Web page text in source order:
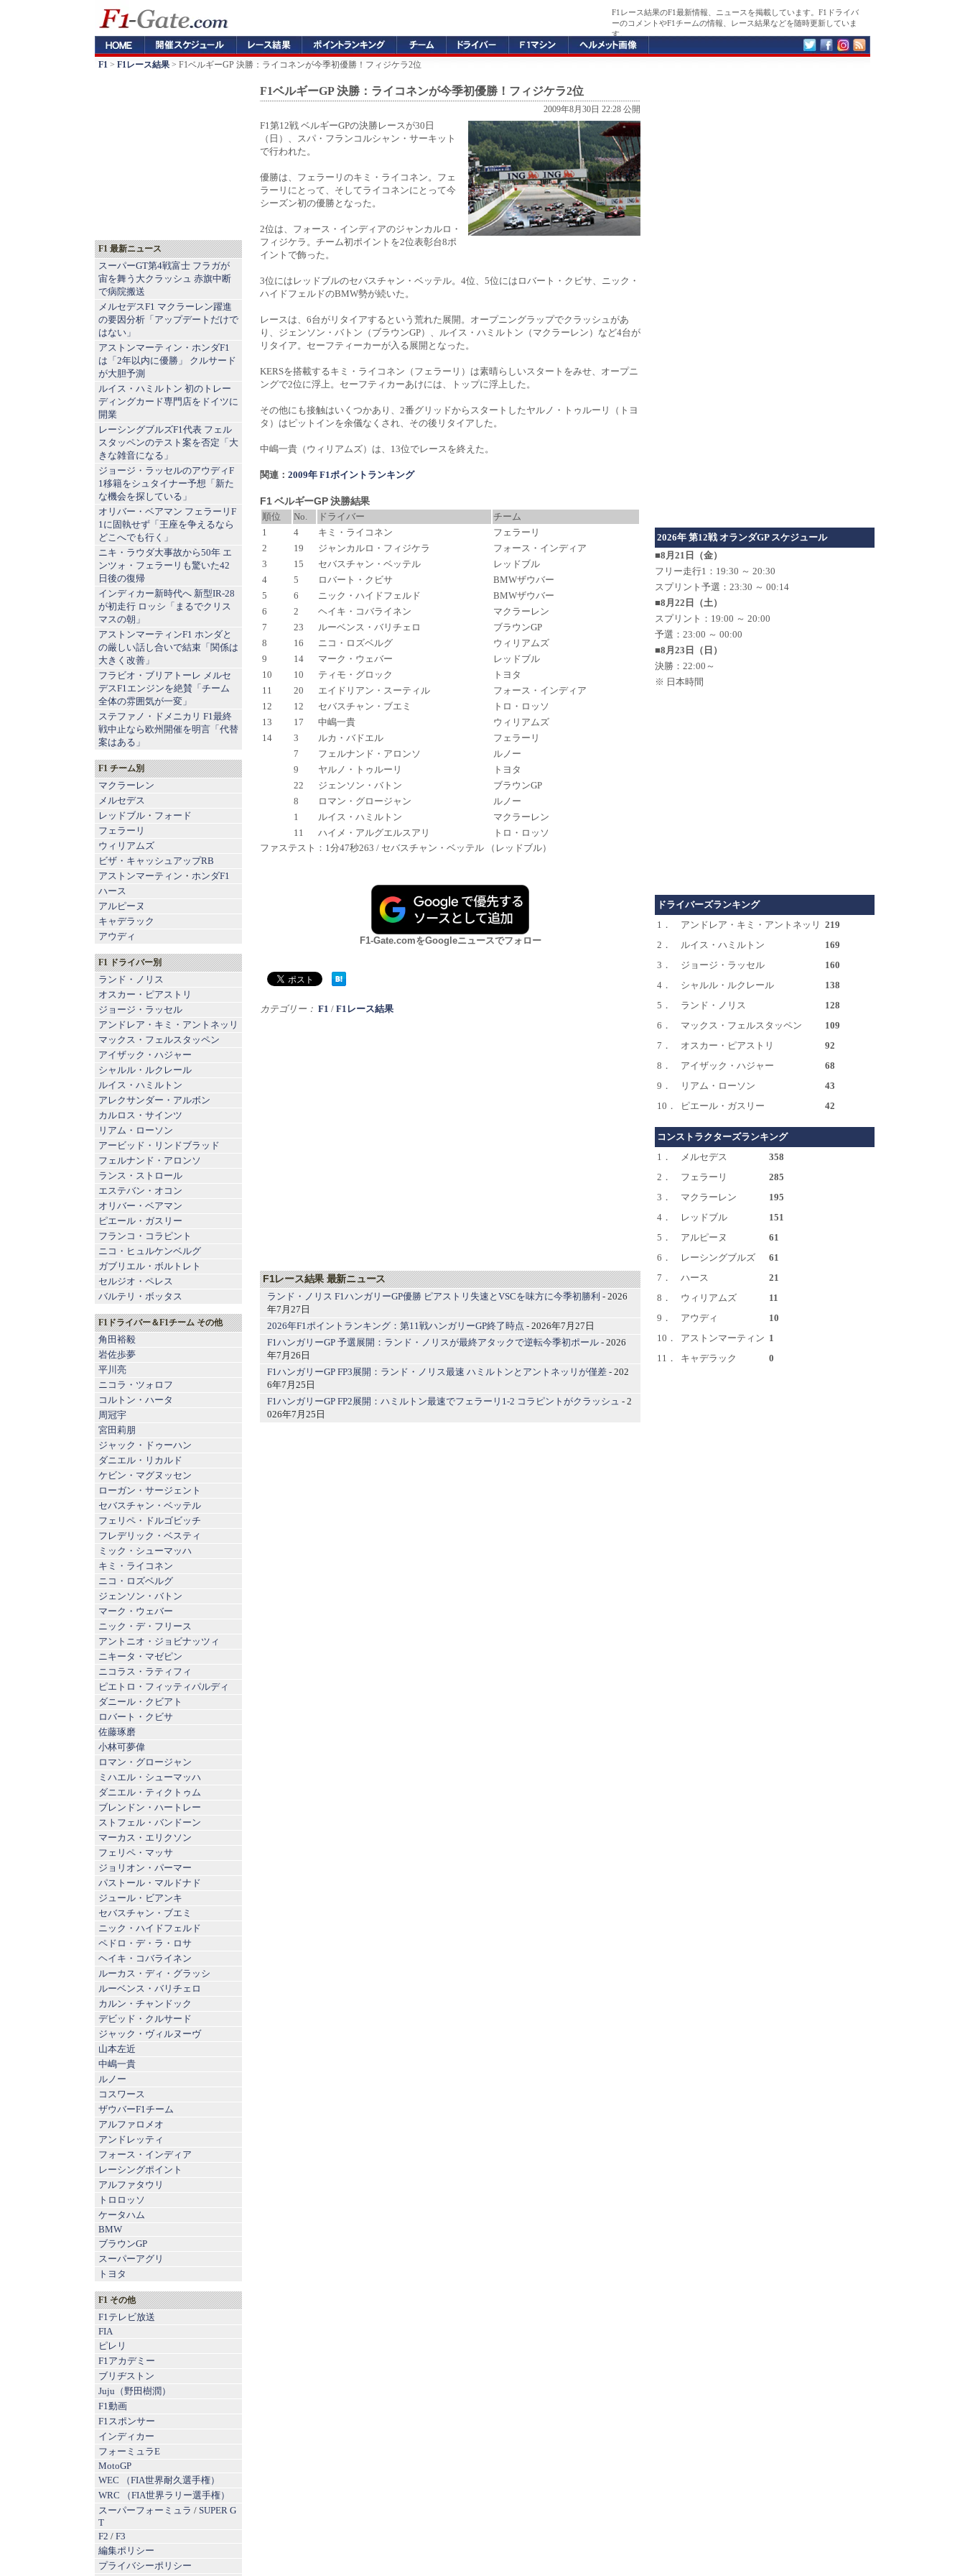
F1レース結果のF1最新情報、ニュースを掲載しています。F1ドライバ
ーのコメントやF1チームの情報、レース結果などを随時更新していま
す。
F1 > F1レース結果 > F1ベルギーGP 決勝：ライコネンが今季初優勝！フィジケラ2位
F1ベルギーGP 決勝：ライコネンが今季初優勝！フィジケラ2位
2009年8月30日 22:28 公開
F1第12戦 ベルギーGPの決勝レースが30日
（日）、スパ・フランコルシャン・サーキット
で行われた。
優勝は、フェラーリのキミ・ライコネン。フェ
ラーリにとって、そしてライコネンにとって今
シーズン初の優勝となった。
2位は、フォース・インディアのジャンカルロ・
フィジケラ。チーム初ポイントを2位表彰台8ポ
イントで飾った。
3位にはレッドブルのセバスチャン・ベッテル。4位、5位にはロバート・クビサ、ニック・
ハイドフェルドのBMW勢が続いた。
レースは、6台がリタイアするという荒れた展開。オープニングラップでクラッシュがあ
り、ジェンソン・バトン（ブラウンGP）、ルイス・ハミルトン（マクラーレン）など4台が
リタイア。セーフティーカーが入る展開となった。
KERSを搭載するキミ・ライコネン（フェラーリ）は素晴らしいスタートをみせ、オープニ
ングで2位に浮上。セーフティカーあけには、トップに浮上した。
その他にも接触はいくつかあり、2番グリッドからスタートしたヤルノ・トゥルーリ（トヨ
タ）はピットインを余儀なくされ、その後リタイアした。
中嶋一貴（ウィリアムズ）は、13位でレースを終えた。
関連： 2009年 F1ポイントランキング
F1 ベルギーGP 決勝結果
順位 No. ドライバー
チーム
1
4 キミ・ライコネン
フェラーリ
2
19 ジャンカルロ・フィジケラ
フォース・インディア
3
15 セバスチャン・ベッテル
レッドブル
4
5 ロバート・クビサ
BMWザウバー
5
6 ニック・ハイドフェルド
BMWザウバー
6
2 ヘイキ・コバライネン
マクラーレン
7
23 ルーベンス・バリチェロ
ブラウンGP
8
16 ニコ・ロズベルグ
ウィリアムズ
9
14 マーク・ウェバー
レッドブル
10
10 ティモ・グロック
トヨタ
11
20 エイドリアン・スーティル
フォース・インディア
12
12 セバスチャン・ブエミ
トロ・ロッソ
13
17 中嶋一貴
ウィリアムズ
14
3 ルカ・バドエル
フェラーリ
7
フェルナンド・アロンソ
ルノー
9
ヤルノ・トゥルーリ
トヨタ
22
ジェンソン・バトン
ブラウンGP
8
ロマン・グロージャン
ルノー
1
ルイス・ハミルトン
マクラーレン
11
ハイメ・アルグエルスアリ
トロ・ロッソ
ファステスト：1分47秒263 / セバスチャン・ベッテル （レッドブル）
F1-Gate.comをGoogleニュースでフォロー
カテゴリー： F1 / F1レース結果
F1レース結果 最新ニュース
ランド・ノリス F1ハンガリーGP優勝 ピアストリ失速とVSCを味方に今季初勝利 - 2026
年7月27日
2026年F1ポイントランキング：第11戦ハンガリーGP終了時点 - 2026年7月27日
F1ハンガリーGP 予選展開：ランド・ノリスが最終アタックで逆転今季初ポール - 2026
年7月26日
F1ハンガリーGP FP3展開：ランド・ノリス最速 ハミルトンとアントネッリが僅差 - 202
6年7月25日
F1ハンガリーGP FP2展開：ハミルトン最速でフェラーリ1-2 コラピントがクラッシュ - 2
026年7月25日
F1 最新ニュース
スーパーGT第4戦富士 フラガが
宙を舞う大クラッシュ 赤旗中断
で病院搬送
メルセデスF1 マクラーレン躍進
の要因分析「アップデートだけで
はない」
アストンマーティン・ホンダF1
は「2年以内に優勝」 クルサード
が大胆予測
ルイス・ハミルトン 初のトレー
ディングカード専門店をドイツに
開業
レーシングブルズF1代表 フェル
スタッペンのテスト案を否定「大
きな雑音になる」
ジョージ・ラッセルのアウディF
1移籍をシュタイナー予想「新た
な機会を探している」
オリバー・ベアマン フェラーリF
1に固執せず「王座を争えるなら
どこへでも行く」
ニキ・ラウダ大事故から50年 エ
ンツォ・フェラーリも驚いた42
日後の復帰
インディカー新時代へ 新型IR-28
が初走行 ロッシ「まるでクリス
マスの朝」
アストンマーティンF1 ホンダと
の厳しい話し合いで結束「関係は
大きく改善」
フラビオ・ブリアトーレ メルセ
デスF1エンジンを絶賛「チーム
全体の雰囲気が一変」
ステファノ・ドメニカリ F1最終
戦中止なら欧州開催を明言「代替
案はある」
F1 チーム別
マクラーレン
メルセデス
レッドブル ・ フォード
フェラーリ
ウィリアムズ
ビザ・キャッシュアップRB
アストンマーティン ・ ホンダF1
ハース
アルピーヌ
キャデラック
アウディ
F1 ドライバー別
ランド・ノリス
オスカー・ピアストリ
ジョージ・ラッセル
アンドレア・キミ・アントネッリ
マックス・フェルスタッペン
アイザック・ハジャー
シャルル・ルクレール
ルイス・ハミルトン
アレクサンダー・アルボン
カルロス・サインツ
リアム・ローソン
アービッド・リンドブラッド
フェルナンド・アロンソ
ランス・ストロール
エステバン・オコン
オリバー・ベアマン
ピエール・ガスリー
フランコ・コラピント
ニコ・ヒュルケンベルグ
ガブリエル・ボルトレト
セルジオ・ペレス
バルテリ・ボッタス
F1ドライバー＆F1チーム その他
角田裕毅
岩佐歩夢
平川亮
ニコラ・ツォロフ
コルトン・ハータ
周冠宇
宮田莉朋
ジャック・ドゥーハン
ダニエル・リカルド
ケビン・マグヌッセン
ローガン・サージェント
セバスチャン・ベッテル
フェリペ・ドルゴビッチ
フレデリック・ベスティ
ミック・シューマッハ
キミ・ライコネン
ニコ・ロズベルグ
ジェンソン・バトン
マーク・ウェバー
ニック・デ・フリース
アントニオ・ジョビナッツィ
ニキータ・マゼピン
ニコラス・ラティフィ
ピエトロ・フィッティパルディ
ダニール・クビアト
ロバート・クビサ
佐藤琢磨
小林可夢偉
ロマン・グロージャン
ミハエル・シューマッハ
ダニエル・ティクトゥム
ブレンドン・ハートレー
ストフェル・バンドーン
マーカス・エリクソン
フェリペ・マッサ
ジョリオン・パーマー
パストール・マルドナド
ジュール・ビアンキ
セバスチャン・ブエミ
ニック・ハイドフェルド
ペドロ・デ・ラ・ロサ
ヘイキ・コバライネン
ルーカス・ディ・グラッシ
ルーベンス・バリチェロ
カルン・チャンドック
デビッド・クルサード
ジャック・ヴィルヌーヴ
山本左近
中嶋一貴
ルノー
コスワース
ザウバーF1チーム
アルファロメオ
アンドレッティ
フォース・インディア
レーシングポイント
アルファタウリ
トロロッソ
ケータハム
BMW
ブラウンGP
スーパーアグリ
トヨタ
F1 その他
F1テレビ放送
FIA
ピレリ
F1アカデミー
ブリヂストン
Juju（野田樹潤）
F1動画
F1スポンサー
インディカー
フォーミュラE
MotoGP
WEC （FIA世界耐久選手権）
WRC （FIA世界ラリー選手権）
スーパーフォーミュラ / SUPER G
T
F2 / F3
編集ポリシー
プライバシーポリシー
2026年 第12戦 オランダGP スケジュール
■8月21日（金）
フリー走行1：19:30 ～ 20:30
スプリント予選：23:30 ～ 00:14
■8月22日（土）
スプリント：19:00 ～ 20:00
予選：23:00 ～ 00:00
■8月23日（日）
決勝：22:00～
※ 日本時間
ドライバーズランキング
1．
アンドレア・キミ・アントネッリ 219
2．
ルイス・ハミルトン
169
3．
ジョージ・ラッセル
160
4．
シャルル・ルクレール
138
5．
ランド・ノリス
128
6．
マックス・フェルスタッペン
109
7．
オスカー・ピアストリ
92
8．
アイザック・ハジャー
68
9．
リアム・ローソン
43
10．
ピエール・ガスリー 42
コンストラクターズランキング
1．
メルセデス
358
2．
フェラーリ
285
3．
マクラーレン
195
4．
レッドブル
151
5．
アルピーヌ
61
6．
レーシングブルズ
61
7．
ハース
21
8．
ウィリアムズ
11
9．
アウディ
10
10．
アストンマーティン 1
11．
キャデラック 0